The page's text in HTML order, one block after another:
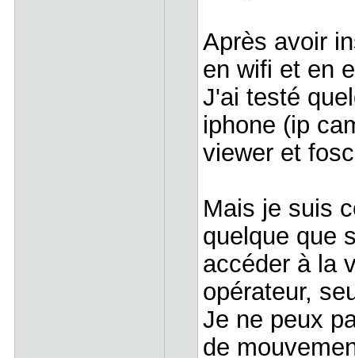
Après avoir
en wifi et en
J'ai testé
iphone (ip
viewer et
Mais je suis
quelque que
accéder à la
opérateur,
Je ne peux
de